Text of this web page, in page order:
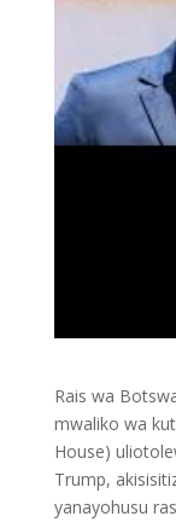
Rais wa
mwaliko wa
House)
Trump,
yanayohusu